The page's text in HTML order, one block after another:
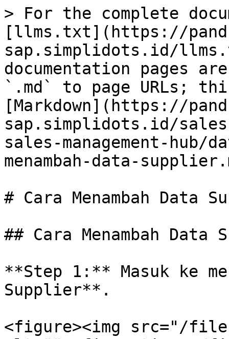
> For the complete
[llms.txt](https://
sap.simplidots.id/
documentation pages
`.md` to page URLs;
[Markdown](https://
sap.simplidots.id/
sales-management-
menambah-data-
# Cara Menambah Data
## Cara Menambah Data
**Step 1:** Masuk ke
Supplier**.
<figure><img src="/files/